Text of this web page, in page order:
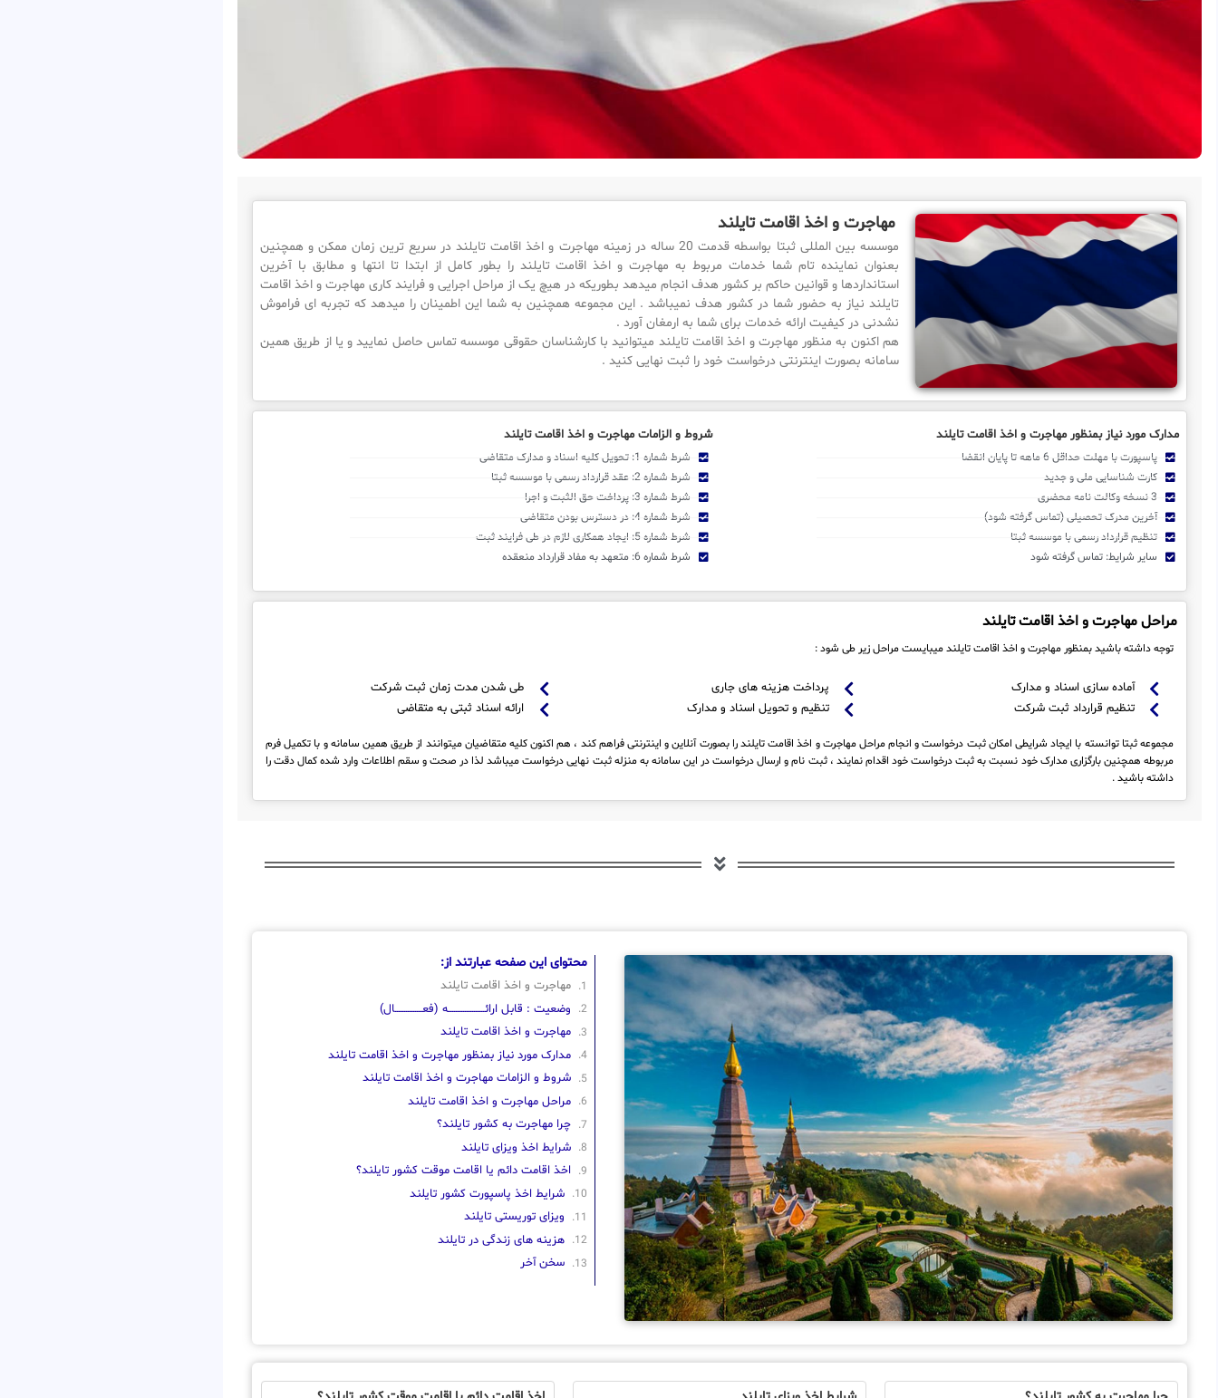
مهاجرت و اخذ اقامت تایلند
موسسه بین المللی ثبتا بواسطه قدمت 20 ساله در زمینه مهاجرت و اخذ اقامت تایلند در سریع ترین زمان ممکن و همچنین
بعنوان نماینده تام شما خدمات مربوط به مهاجرت و اخذ اقامت تایلند را بطور کامل از ابتدا تا انتها و مطابق با آخرین
استانداردها و قوانین حاکم بر کشور هدف انجام میدهد بطوریکه در هیچ یک از مراحل اجرایی و فرایند کاری مهاجرت و اخذ اقامت
تایلند نیاز به حضور شما در کشور هدف نمیباشد . این مجموعه همچنین به شما این اطمینان را میدهد که تجربه ای فراموش
نشدنی در کیفیت ارائه خدمات برای شما به ارمغان آورد .
هم اکنون به منظور مهاجرت و اخذ اقامت تایلند میتوانید با کارشناسان حقوقی موسسه تماس حاصل نمایید و یا از طریق همین
سامانه بصورت اینترنتی درخواست خود را ثبت نهایی کنید .
مدارک مورد نیاز بمنظور مهاجرت و اخذ اقامت تایلند
پاسپورت با مهلت حداقل 6 ماهه تا پایان انقضا
کارت شناسایی ملی و جدید
3 نسخه وکالت نامه محضری
آخرین مدرک تحصیلی (تماس گرفته شود)
تنظیم قرارداد رسمی با موسسه ثبتا
سایر شرایط: تماس گرفته شود
شروط و الزامات مهاجرت و اخذ اقامت تایلند
شرط شماره 1: تحویل کلیه اسناد و مدارک متقاضی
شرط شماره 2: عقد قرارداد رسمی با موسسه ثبتا
شرط شماره 3: پرداخت حق الثبت و اجرا
شرط شماره 4: در دسترس بودن متقاضی
شرط شماره 5: ایجاد همکاری لازم در طی فرایند ثبت
شرط شماره 6: متعهد به مفاد قرارداد منعقده
مراحل مهاجرت و اخذ اقامت تایلند
توجه داشته باشید بمنظور مهاجرت و اخذ اقامت تایلند میبایست مراحل زیر طی شود :
آماده سازی اسناد و مدارک
تنظیم قرارداد ثبت شرکت
پرداخت هزینه های جاری
تنظیم و تحویل اسناد و مدارک
طی شدن مدت زمان ثبت شرکت
ارائه اسناد ثبتی به متقاضی
مجموعه ثبتا توانسته با ایجاد شرایطی امکان ثبت درخواست و انجام مراحل مهاجرت و اخذ اقامت تایلند را بصورت آنلاین و اینترنتی فراهم کند ، هم اکنون کلیه متقاضیان میتوانند از طریق همین سامانه و با تکمیل فرم
مربوطه همچنین بارگزاری مدارک خود نسبت به ثبت درخواست خود اقدام نمایند ، ثبت نام و ارسال درخواست در این سامانه به منزله ثبت نهایی درخواست میباشد لذا در صحت و سقم اطلاعات وارد شده کمال دقت را
داشته باشید .
محتوای این صفحه عبارتند از:
مهاجرت و اخذ اقامت تایلند
وضعیت : قابل ارائــــــــــــــــــــه (فعـــــــــــــــال)
مهاجرت و اخذ اقامت تایلند
مدارک مورد نیاز بمنظور مهاجرت و اخذ اقامت تایلند
شروط و الزامات مهاجرت و اخذ اقامت تایلند
مراحل مهاجرت و اخذ اقامت تایلند
چرا مهاجرت به کشور تایلند؟
شرایط اخذ ویزای تایلند
اخذ اقامت دائم یا اقامت موقت کشور تایلند؟
شرایط اخذ پاسپورت کشور تایلند
ویزای توریستی تایلند
هزینه های زندگی در تایلند
سخن آخر